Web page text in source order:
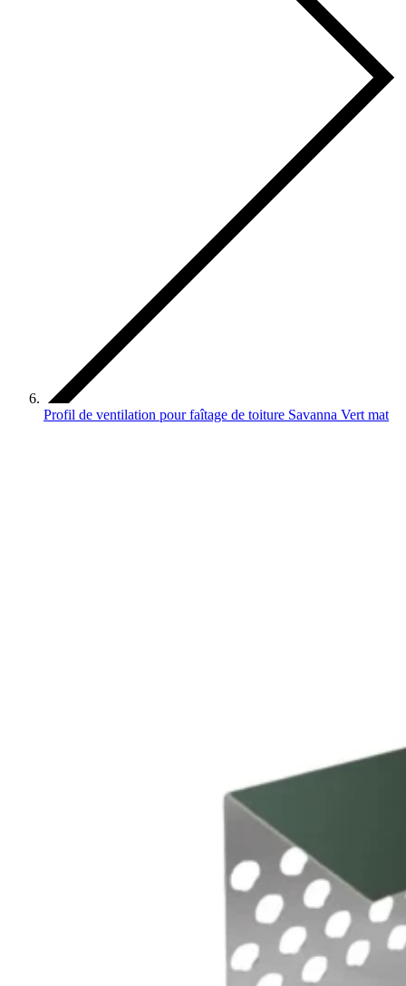
Profil de ventilation pour faîtage de toiture Savanna Vert mat